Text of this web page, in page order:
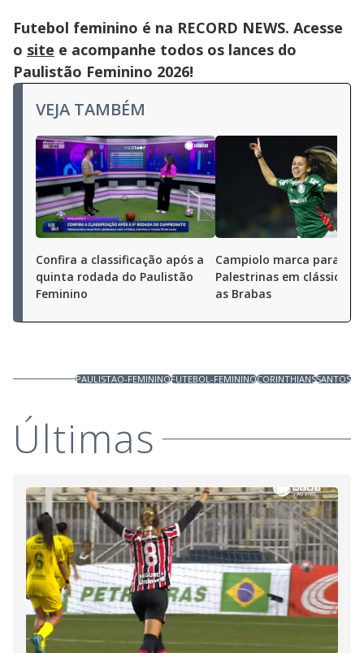
Futebol feminino é na RECORD NEWS. Acesse
o site e acompanhe todos os lances do
Paulistão Feminino 2026!
VEJA TAMBÉM
Confira a classificação após a
quinta rodada do Paulistão
Feminino
Campiolo marca para as
Palestrinas em clássico
as Brabas
PAULISTAO-FEMININOFUTEBOL-FEMININOCORINTHIANSSANTOS
Últimas